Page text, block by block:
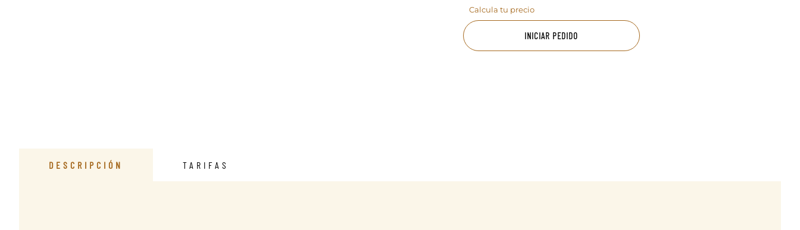
Calcula tu precio
INICIAR PEDIDO
DESCRIPCIÓN TARIFAS